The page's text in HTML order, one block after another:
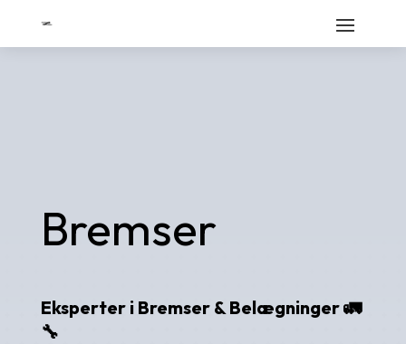
Bremser
Eksperter i Bremser & Belægninger🚛
🔧